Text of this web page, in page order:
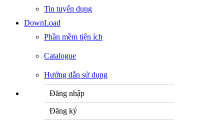
Tin tuyển dụng
DownLoad
Phần mềm tiện ích
Catalogue
Hướng dẫn sử dụng
Đăng nhập
Đăng ký